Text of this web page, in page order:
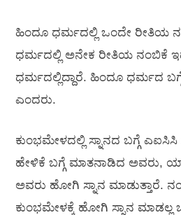
ಹಿಂದೂ ಧರ್ಮದಲ್ಲಿ ಒಂದೇ ರೀತಿಯ
ಧರ್ಮದಲ್ಲಿ ಅನೇಕ ರೀತಿಯ ನಂಬಿಕೆ
ಧರ್ಮದಲ್ಲಿದ್ದಾರೆ. ಹಿಂದೂ ಧರ್ಮದ
ಎಂದರು.
ಕುಂಭಮೇಳದಲ್ಲಿ ಸ್ನಾನದ ಬಗ್ಗೆ ಎಐಸಿಸಿ
ಹೇಳಿಕೆ ಬಗ್ಗೆ ಮಾತನಾಡಿದ ಅವರು,
ಅವರು ಹೋಗಿ ಸ್ನಾನ ಮಾಡುತ್ತಾರೆ.
ಕುಂಭಮೇಳಕ್ಕೆ ಹೋಗಿ ಸ್ನಾನ ಮಾಡಲ್ಲ